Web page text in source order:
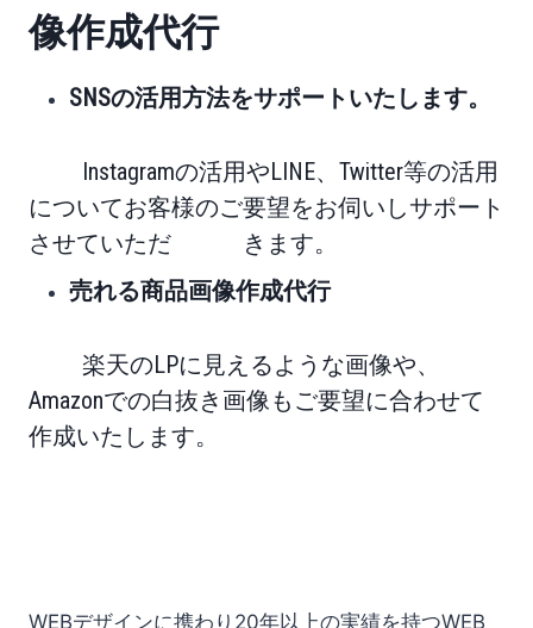
像作成代行
SNSの活用方法をサポートいたします。
Instagramの活用やLINE、Twitter等の活用
についてお客様のご要望をお伺いしサポート
させていただ きます。
売れる商品画像作成代行
楽天のLPに見えるような画像や、
Amazonでの白抜き画像もご要望に合わせて
作成いたします。
WEBデザインに携わり20年以上の実績を持つWEB